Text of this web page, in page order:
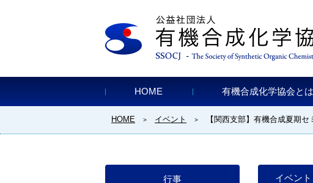
HOME 有機合成化学協会とは
HOME > イベント > 【関西支部】有機合成夏期
イベン
行事